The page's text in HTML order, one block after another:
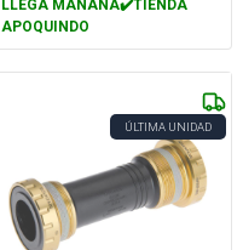
LLEGA MAÑANA✔️TIENDA
APOQUINDO
ÚLTIMA UNIDAD